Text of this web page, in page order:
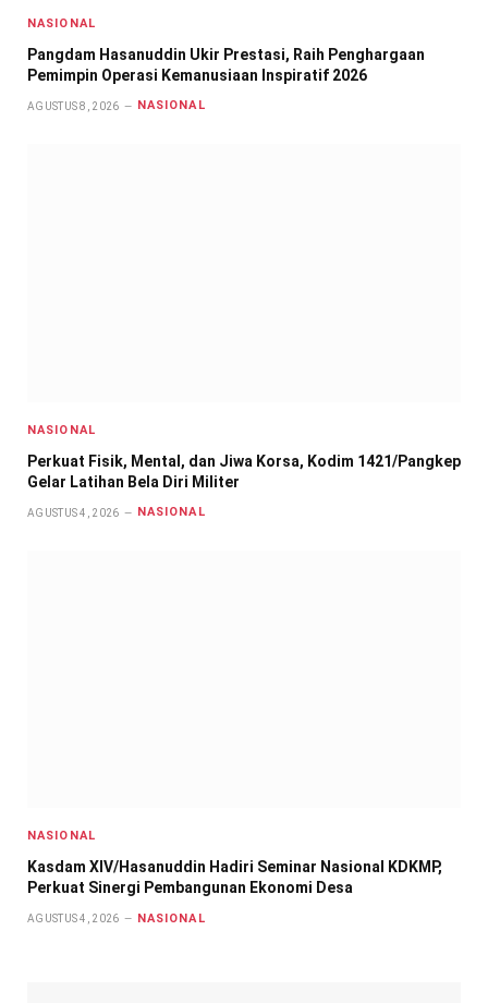
NASIONAL
Pangdam Hasanuddin Ukir Prestasi, Raih Penghargaan
Pemimpin Operasi Kemanusiaan Inspiratif 2026
AGUSTUS 8, 2026 NASIONAL
NASIONAL
Perkuat Fisik, Mental, dan Jiwa Korsa, Kodim 1421/Pangkep
Gelar Latihan Bela Diri Militer
AGUSTUS 4, 2026 NASIONAL
NASIONAL
Kasdam XIV/Hasanuddin Hadiri Seminar Nasional KDKMP,
Perkuat Sinergi Pembangunan Ekonomi Desa
AGUSTUS 4, 2026 NASIONAL